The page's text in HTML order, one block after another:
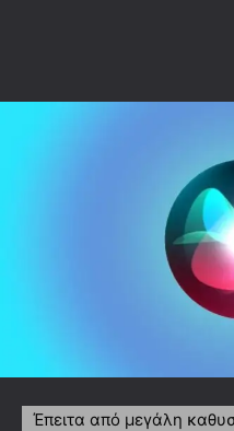
Έπειτα από μεγάλη